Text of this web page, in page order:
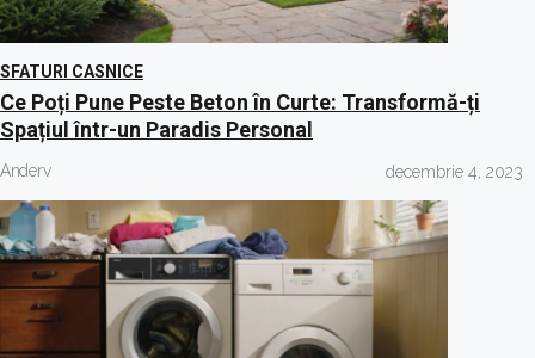
SFATURI CASNICE
Ce Poți Pune Peste Beton în Curte: Transformă-ți
Spațiul într-un Paradis Personal
Anderv decembrie 4, 2023